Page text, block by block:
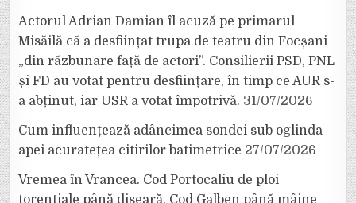
Actorul Adrian Damian îl acuză pe primarul
Misăilă că a desființat trupa de teatru din Focșani
„din răzbunare față de actori”. Consilierii PSD, PNL
și FD au votat pentru desființare, în timp ce AUR s-
a abținut, iar USR a votat împotrivă. 31/07/2026
Cum influențează adâncimea sondei sub oglinda
apei acuratețea citirilor batimetrice 27/07/2026
Vremea în Vrancea. Cod Portocaliu de ploi
torențiale până diseară, Cod Galben până mâine